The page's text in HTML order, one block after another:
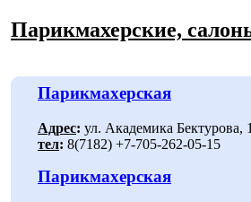
Парикмахерские,
Парикмахерская
Адрес: ул. Академика Бектурова,
тел: 8(7182) +7-705-262-05-15
Парикмахерская